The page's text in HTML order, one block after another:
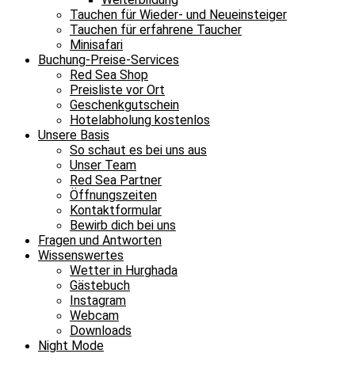
Tauchen für Wieder- und Neueinsteiger
Tauchen für erfahrene Taucher
Minisafari
Buchung-Preise-Services
Red Sea Shop
Preisliste vor Ort
Geschenkgutschein
Hotelabholung kostenlos
Unsere Basis
So schaut es bei uns aus
Unser Team
Red Sea Partner
Öffnungszeiten
Kontaktformular
Bewirb dich bei uns
Fragen und Antworten
Wissenswertes
Wetter in Hurghada
Gästebuch
Instagram
Webcam
Downloads
Night Mode